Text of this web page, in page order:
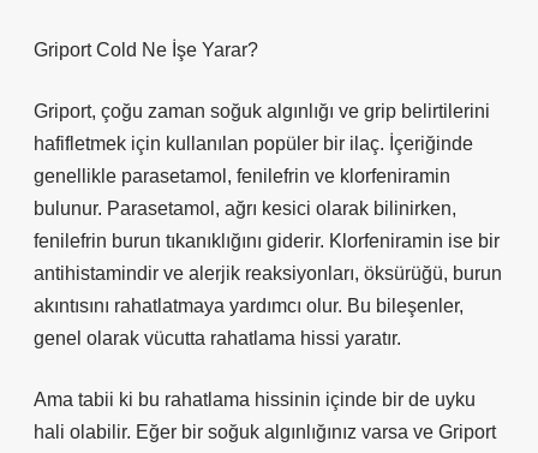
Griport Cold Ne İşe Yarar?
Griport, çoğu zaman soğuk algınlığı ve grip belirtilerini
hafifletmek için kullanılan popüler bir ilaç. İçeriğinde
genellikle parasetamol, fenilefrin ve klorfeniramin
bulunur. Parasetamol, ağrı kesici olarak bilinirken,
fenilefrin burun tıkanıklığını giderir. Klorfeniramin ise bir
antihistamindir ve alerjik reaksiyonları, öksürüğü, burun
akıntısını rahatlatmaya yardımcı olur. Bu bileşenler,
genel olarak vücutta rahatlama hissi yaratır.
Ama tabii ki bu rahatlama hissinin içinde bir de uyku
hali olabilir. Eğer bir soğuk algınlığınız varsa ve Griport